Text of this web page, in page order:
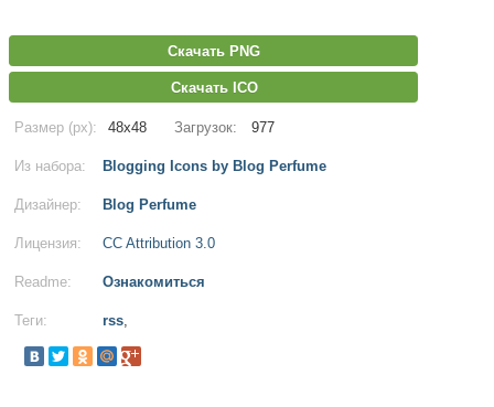
Скачать PNG
Скачать ICO
Размер (px): 48x48 Загрузок: 977
Из набора: Blogging Icons by Blog Perfume
Дизайнер: Blog Perfume
Лицензия: CC Attribution 3.0
Readme: Ознакомиться
Теги: rss,